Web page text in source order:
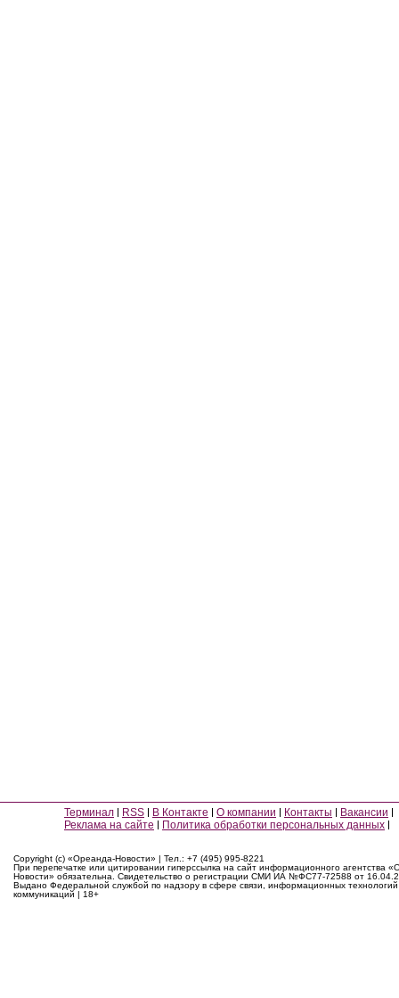
Терминал RSS В Контакте О компании Контакты
Вакансии
Реклама на сайте
Политика обработки персональных данных
Copyright (c) «Ореанда-Новости» | Тел.: +7 (495) 995-8221
При перепечатке или цитировании гиперссылка на сайт информационного агентства
Новости» обязательна. Свидетельство о регистрации СМИ ИА №ФС77-72588 от
Выдано Федеральной службой по надзору в сфере связи, информационных
коммуникаций | 18+